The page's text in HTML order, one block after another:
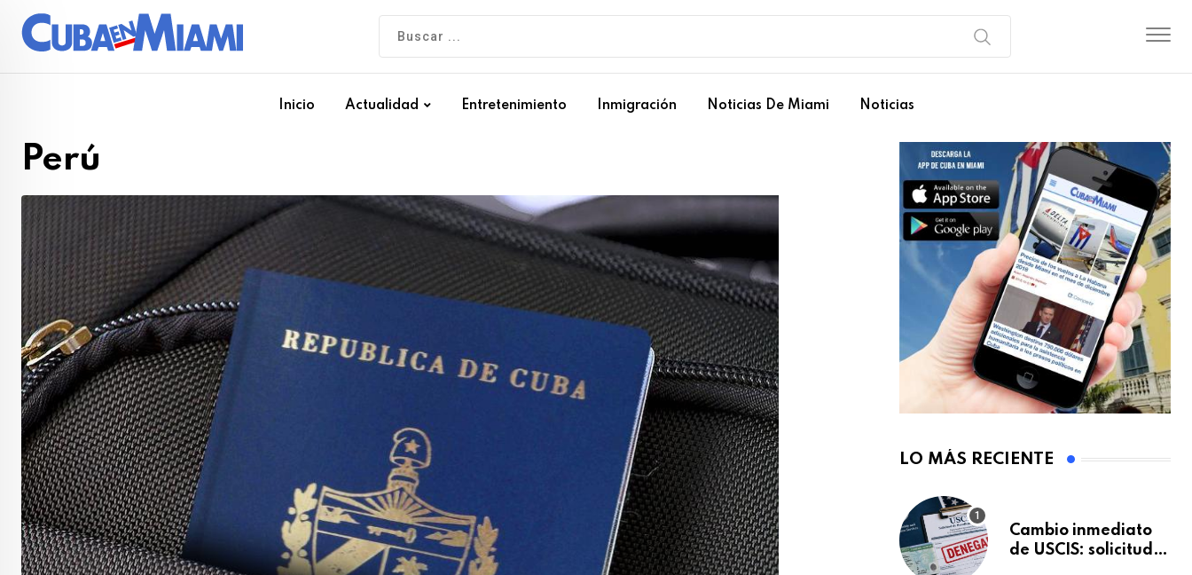
Inicio Actualidad Entretenimiento Inmigración Noticias De Miami Noticias
Perú
LO MÁS RECIENTE
Cambio inmediato
de USCIS: solicitudes